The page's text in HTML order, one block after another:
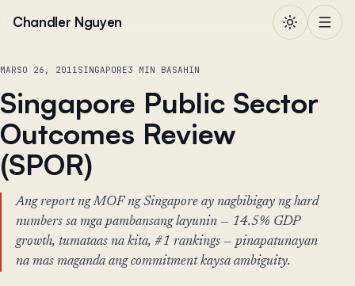
Chandler Nguyen
MARSO 26, 2011SINGAPORE3 MIN BASAHIN
Singapore Public Sector
Outcomes Review
(SPOR)
Ang report ng MOF ng Singapore ay nagbibigay ng hard
numbers sa mga pambansang layunin — 14.5% GDP
growth, tumataas na kita, #1 rankings — pinapatunayan
na mas maganda ang commitment kaysa ambiguity.